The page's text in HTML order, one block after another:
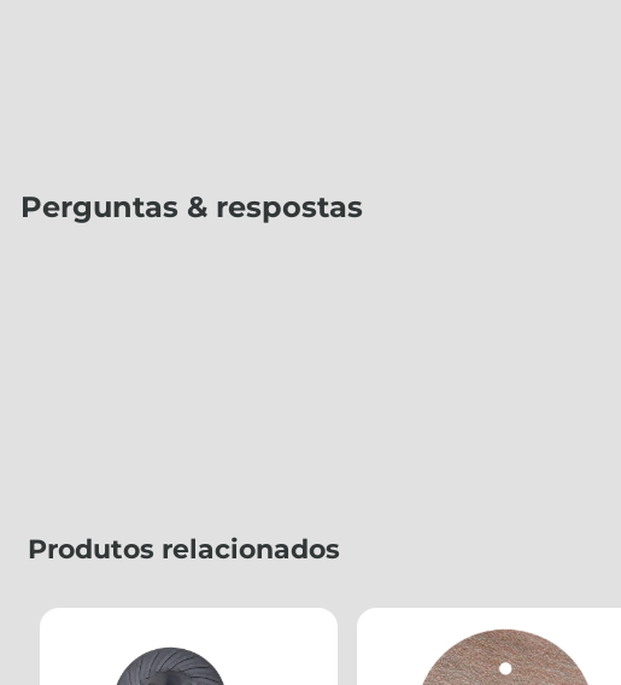
Perguntas & respostas
Produtos relacionados